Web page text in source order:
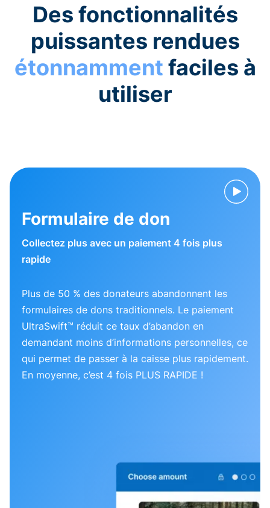
Des fonctionnalités
puissantes rendues
étonnamment faciles à
utiliser
Formulaire de don
Collectez plus avec un paiement 4 fois plus
rapide
Plus de 50 % des donateurs abandonnent les
formulaires de dons traditionnels. Le paiement
UltraSwift™ réduit ce taux d’abandon en
demandant moins d’informations personnelles, ce
qui permet de passer à la caisse plus rapidement.
En moyenne, c’est 4 fois PLUS RAPIDE !